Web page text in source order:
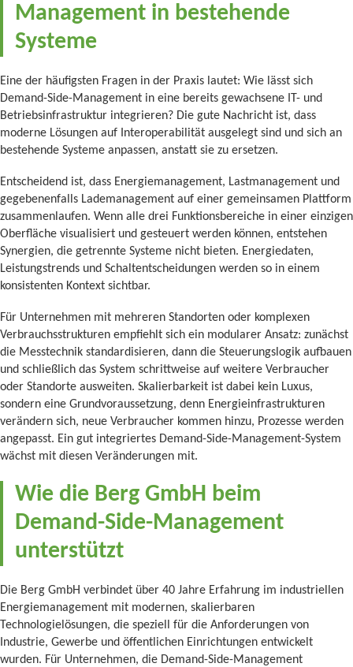
Management in bestehende
Systeme
Eine der häufigsten Fragen in der Praxis lautet: Wie lässt sich
Demand-Side-Management in eine bereits gewachsene IT- und
Betriebsinfrastruktur integrieren? Die gute Nachricht ist, dass
moderne Lösungen auf Interoperabilität ausgelegt sind und sich an
bestehende Systeme anpassen, anstatt sie zu ersetzen.
Entscheidend ist, dass Energiemanagement, Lastmanagement und
gegebenenfalls Lademanagement auf einer gemeinsamen Plattform
zusammenlaufen. Wenn alle drei Funktionsbereiche in einer einzigen
Oberfläche visualisiert und gesteuert werden können, entstehen
Synergien, die getrennte Systeme nicht bieten. Energiedaten,
Leistungstrends und Schaltentscheidungen werden so in einem
konsistenten Kontext sichtbar.
Für Unternehmen mit mehreren Standorten oder komplexen
Verbrauchsstrukturen empfiehlt sich ein modularer Ansatz: zunächst
die Messtechnik standardisieren, dann die Steuerungslogik aufbauen
und schließlich das System schrittweise auf weitere Verbraucher
oder Standorte ausweiten. Skalierbarkeit ist dabei kein Luxus,
sondern eine Grundvoraussetzung, denn Energieinfrastrukturen
verändern sich, neue Verbraucher kommen hinzu, Prozesse werden
angepasst. Ein gut integriertes Demand-Side-Management-System
wächst mit diesen Veränderungen mit.
Wie die Berg GmbH beim
Demand-Side-Management
unterstützt
Die Berg GmbH verbindet über 40 Jahre Erfahrung im industriellen
Energiemanagement mit modernen, skalierbaren
Technologielösungen, die speziell für die Anforderungen von
Industrie, Gewerbe und öffentlichen Einrichtungen entwickelt
wurden. Für Unternehmen, die Demand-Side-Management